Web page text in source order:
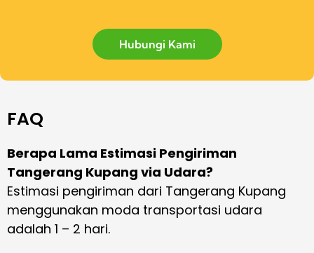
Hubungi Kami
FAQ
Berapa Lama Estimasi Pengiriman
Tangerang Kupang via Udara?
Estimasi pengiriman dari Tangerang Kupang
menggunakan moda transportasi udara
adalah 1 – 2 hari.